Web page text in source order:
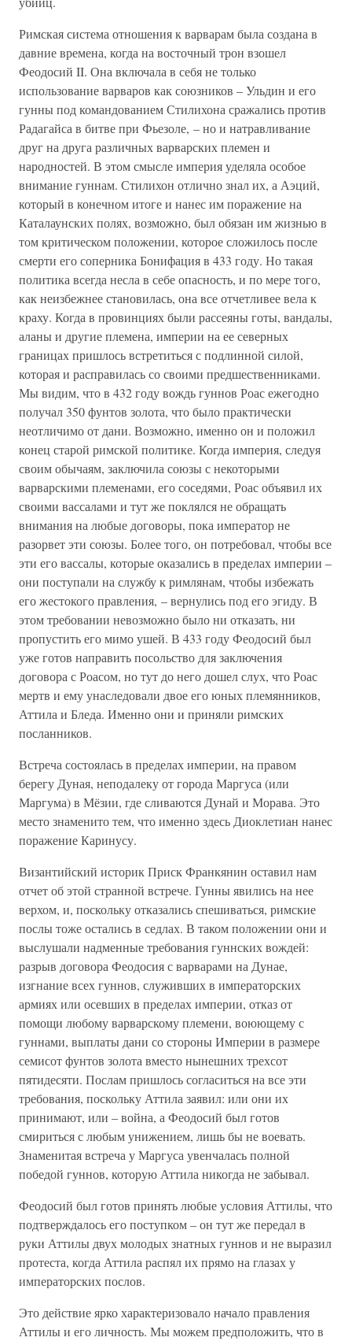
Римская система отношения к варварам была создана в
давние времена, когда на восточный трон взошел
Феодосий II. Она включала в себя не только
использование варваров как союзников – Ульдин и его
гунны под командованием Стилихона сражались против
Радагайса в битве при Фьезоле, – но и натравливание
друг на друга различных варварских племен и
народностей. В этом смысле империя уделяла особое
внимание гуннам. Стилихон отлично знал их, а Аэций,
который в конечном итоге и нанес им поражение на
Каталаунских полях, возможно, был обязан им жизнью в
том критическом положении, которое сложилось после
смерти его соперника Бонифация в 433 году. Но такая
политика всегда несла в себе опасность, и по мере того,
как неизбежнее становилась, она все отчетливее вела к
краху. Когда в провинциях были рассеяны готы, вандалы,
аланы и другие племена, империи на ее северных
границах пришлось встретиться с подлинной силой,
которая и расправилась со своими предшественниками.
Мы видим, что в 432 году вождь гуннов Роас ежегодно
получал 350 фунтов золота, что было практически
неотличимо от дани. Возможно, именно он и положил
конец старой римской политике. Когда империя, следуя
своим обычаям, заключила союзы с некоторыми
варварскими племенами, его соседями, Роас объявил их
своими вассалами и тут же поклялся не обращать
внимания на любые договоры, пока император не
разорвет эти союзы. Более того, он потребовал, чтобы все
эти его вассалы, которые оказались в пределах империи –
они поступали на службу к римлянам, чтобы избежать
его жестокого правления, – вернулись под его эгиду. В
этом требовании невозможно было ни отказать, ни
пропустить его мимо ушей. В 433 году Феодосий был
уже готов направить посольство для заключения
договора с Роасом, но тут до него дошел слух, что Роас
мертв и ему унаследовали двое его юных племянников,
Аттила и Бледа. Именно они и приняли римских
посланников.
Встреча состоялась в пределах империи, на правом
берегу Дуная, неподалеку от города Маргуса (или
Маргума) в Мёзии, где сливаются Дунай и Морава. Это
место знаменито тем, что именно здесь Диоклетиан нанес
поражение Каринусу.
Византийский историк Приск Франкянин оставил нам
отчет об этой странной встрече. Гунны явились на нее
верхом, и, поскольку отказались спешиваться, римские
послы тоже остались в седлах. В таком положении они и
выслушали надменные требования гуннских вождей:
разрыв договора Феодосия с варварами на Дунае,
изгнание всех гуннов, служивших в императорских
армиях или осевших в пределах империи, отказ от
помощи любому варварскому племени, воюющему с
гуннами, выплаты дани со стороны Империи в размере
семисот фунтов золота вместо нынешних трехсот
пятидесяти. Послам пришлось согласиться на все эти
требования, поскольку Аттила заявил: или они их
принимают, или – война, а Феодосий был готов
смириться с любым унижением, лишь бы не воевать.
Знаменитая встреча у Маргуса увенчалась полной
победой гуннов, которую Аттила никогда не забывал.
Феодосий был готов принять любые условия Аттилы, что
подтверждалось его поступком – он тут же передал в
руки Аттилы двух молодых знатных гуннов и не выразил
протеста, когда Аттила распял их прямо на глазах у
императорских послов.
Это действие ярко характеризовало начало правления
Аттилы и его личность. Мы можем предположить, что в